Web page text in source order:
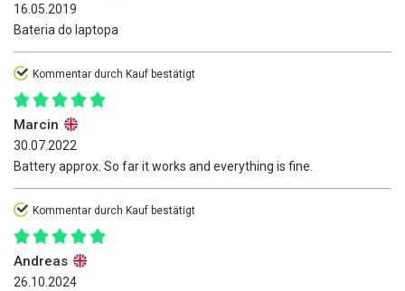
16.05.2019
Bateria do laptopa
Kommentar durch Kauf bestätigt
Marcin
30.07.2022
Battery approx. So far it works and everything is fine.
Kommentar durch Kauf bestätigt
Andreas
26.10.2024